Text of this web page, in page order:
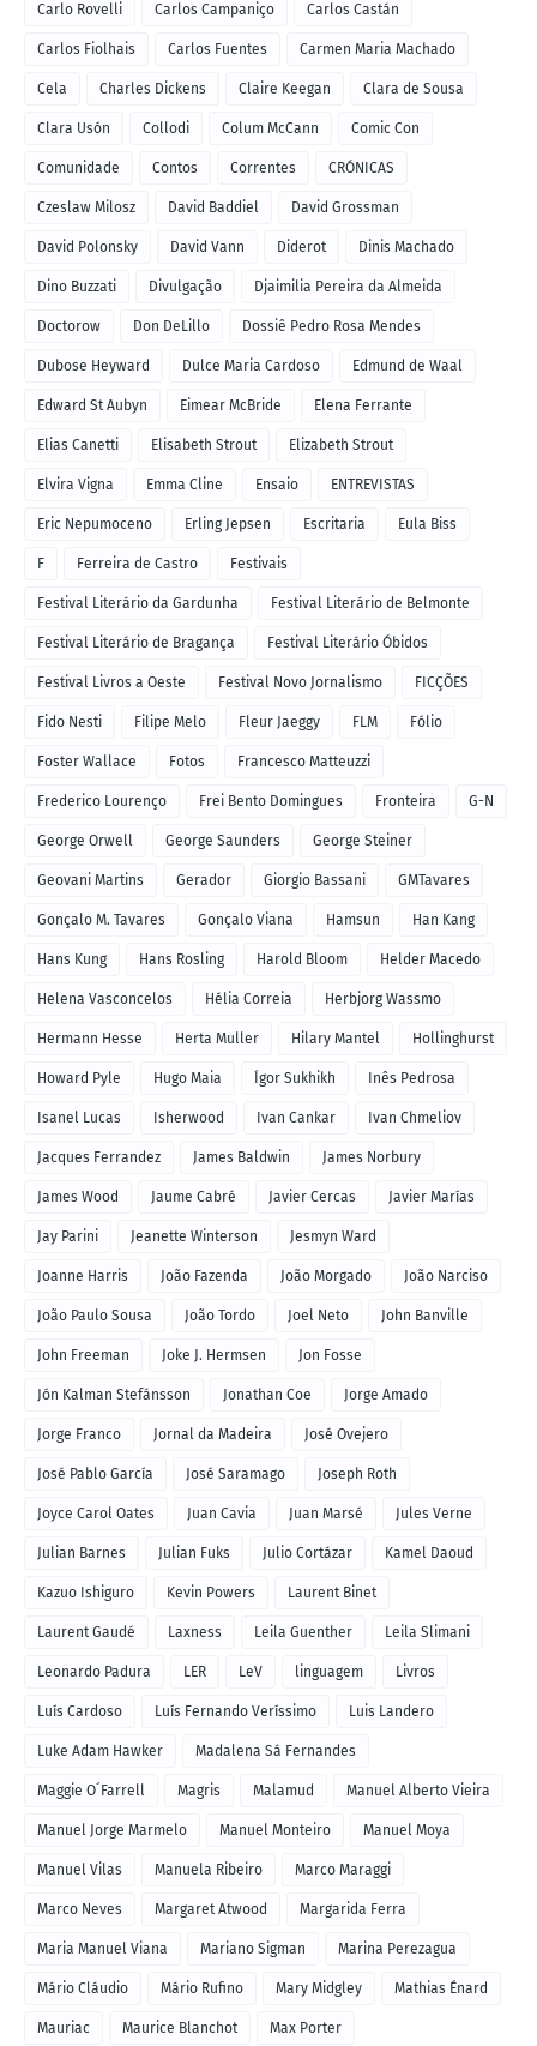
Carlo Rovelli Carlos Campaniço Carlos Castán
Carlos Fiolhais Carlos Fuentes Carmen Maria Machado
Cela Charles Dickens Claire Keegan Clara de Sousa
Clara Usón Collodi Colum McCann Comic Con
Comunidade Contos Correntes CRÓNICAS
Czeslaw Milosz David Baddiel David Grossman
David Polonsky David Vann Diderot Dinis Machado
Dino Buzzati Divulgação Djaimilia Pereira da Almeida
Doctorow Don DeLillo Dossiê Pedro Rosa Mendes
Dubose Heyward Dulce Maria Cardoso Edmund de Waal
Edward St Aubyn Eimear McBride Elena Ferrante
Elias Canetti Elisabeth Strout Elizabeth Strout
Elvira Vigna Emma Cline Ensaio ENTREVISTAS
Eric Nepumoceno Erling Jepsen Escritaria Eula Biss
F Ferreira de Castro Festivais
Festival Literário da Gardunha Festival Literário de Belmonte
Festival Literário de Bragança Festival Literário Óbidos
Festival Livros a Oeste Festival Novo Jornalismo FICÇÕES
Fido Nesti Filipe Melo Fleur Jaeggy FLM Fólio
Foster Wallace Fotos Francesco Matteuzzi
Frederico Lourenço Frei Bento Domingues Fronteira G-N
George Orwell George Saunders George Steiner
Geovani Martins Gerador Giorgio Bassani GMTavares
Gonçalo M. Tavares Gonçalo Viana Hamsun Han Kang
Hans Kung Hans Rosling Harold Bloom Helder Macedo
Helena Vasconcelos Hélia Correia Herbjorg Wassmo
Hermann Hesse Herta Muller Hilary Mantel Hollinghurst
Howard Pyle Hugo Maia Ígor Sukhikh Inês Pedrosa
Isanel Lucas Isherwood Ivan Cankar Ivan Chmeliov
Jacques Ferrandez James Baldwin James Norbury
James Wood Jaume Cabré Javier Cercas Javier Marías
Jay Parini Jeanette Winterson Jesmyn Ward
Joanne Harris João Fazenda João Morgado João Narciso
João Paulo Sousa João Tordo Joel Neto John Banville
John Freeman Joke J. Hermsen Jon Fosse
Jón Kalman Stefánsson Jonathan Coe Jorge Amado
Jorge Franco Jornal da Madeira José Ovejero
José Pablo García José Saramago Joseph Roth
Joyce Carol Oates Juan Cavia Juan Marsé Jules Verne
Julian Barnes Julian Fuks Julio Cortázar Kamel Daoud
Kazuo Ishiguro Kevin Powers Laurent Binet
Laurent Gaudé Laxness Leila Guenther Leila Slimani
Leonardo Padura LER LeV linguagem Livros
Luís Cardoso Luís Fernando Veríssimo Luis Landero
Luke Adam Hawker Madalena Sá Fernandes
Maggie O´Farrell Magris Malamud Manuel Alberto Vieira
Manuel Jorge Marmelo Manuel Monteiro Manuel Moya
Manuel Vilas Manuela Ribeiro Marco Maraggi
Marco Neves Margaret Atwood Margarida Ferra
Maria Manuel Viana Mariano Sigman Marina Perezagua
Mário Cláudio Mário Rufino Mary Midgley Mathias Énard
Mauriac Maurice Blanchot Max Porter